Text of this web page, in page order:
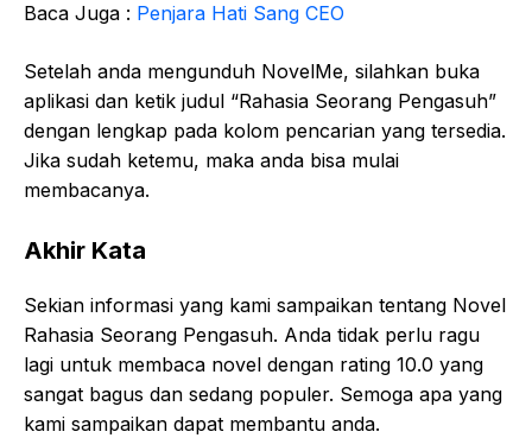
Baca Juga : Penjara Hati Sang CEO
Setelah anda mengunduh NovelMe, silahkan buka
aplikasi dan ketik judul “Rahasia Seorang Pengasuh”
dengan lengkap pada kolom pencarian yang tersedia.
Jika sudah ketemu, maka anda bisa mulai
membacanya.
Akhir Kata
Sekian informasi yang kami sampaikan tentang Novel
Rahasia Seorang Pengasuh. Anda tidak perlu ragu
lagi untuk membaca novel dengan rating 10.0 yang
sangat bagus dan sedang populer. Semoga apa yang
kami sampaikan dapat membantu anda.